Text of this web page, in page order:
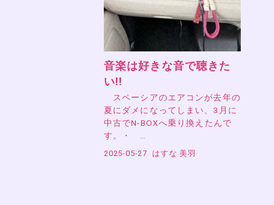
音楽は好きな音で聴きた
い!!
スペーシアのエアコンが去年の
夏にダメになってしまい、3月に
中古でN-BOXへ乗り換えたんで
す。・ …
2025-05-27 はすな 美羽